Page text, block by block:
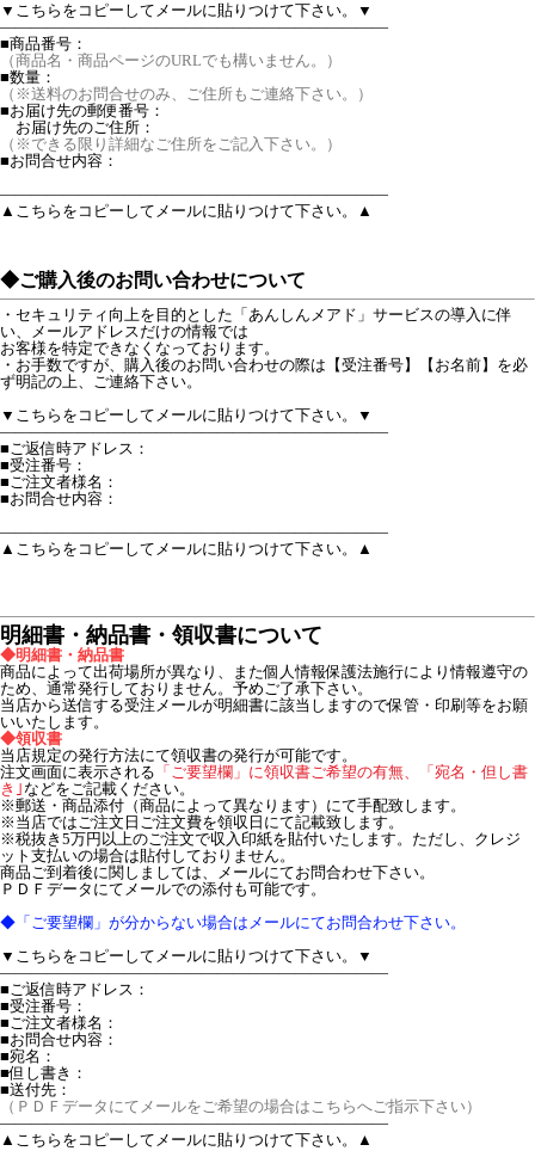
▼こちらをコピーしてメールに貼りつけて下さい。▼
―――――――――――――――――――――――――
■商品番号：
（商品名・商品ページのURLでも構いません。）
■数量：
（※送料のお問合せのみ、ご住所もご連絡下さい。）
■お届け先の郵便番号：
お届け先のご住所：
（※できる限り詳細なご住所をご記入下さい。）
■お問合せ内容：
―――――――――――――――――――――――――
▲こちらをコピーしてメールに貼りつけて下さい。▲
◆ご購入後のお問い合わせについて
・セキュリティ向上を目的とした「あんしんメアド」サービスの導入に伴
い、メールアドレスだけの情報では
お客様を特定できなくなっております。
・お手数ですが、購入後のお問い合わせの際は【受注番号】【お名前】を必
ず明記の上、ご連絡下さい。
▼こちらをコピーしてメールに貼りつけて下さい。▼
―――――――――――――――――――――――――
■ご返信時アドレス：
■受注番号：
■ご注文者様名：
■お問合せ内容：
―――――――――――――――――――――――――
▲こちらをコピーしてメールに貼りつけて下さい。▲
明細書・納品書・領収書について
◆明細書・納品書
商品によって出荷場所が異なり、また個人情報保護法施行により情報遵守の
ため、通常発行しておりません。予めご了承下さい。
当店から送信する受注メールが明細書に該当しますので保管・印刷等をお願
いいたします。
◆領収書
当店規定の発行方法にて領収書の発行が可能です。
注文画面に表示される 「ご要望欄」に領収書ご希望の有無、「宛名・但し書
き｣などをご記載ください。
※郵送・商品添付（商品によって異なります）にて手配致します。
※当店ではご注文日ご注文費を領収日にて記載致します。
※税抜き5万円以上のご注文で収入印紙を貼付いたします。ただし、クレジ
ット支払いの場合は貼付しておりません。
商品ご到着後に関しましては、メールにてお問合わせ下さい。
ＰＤＦデータにてメールでの添付も可能です。
◆「ご要望欄」が分からない場合はメールにてお問合わせ下さい。
▼こちらをコピーしてメールに貼りつけて下さい。▼
―――――――――――――――――――――――――
■ご返信時アドレス：
■受注番号：
■ご注文者様名：
■お問合せ内容：
■宛名：
■但し書き：
■送付先：
（ＰＤＦデータにてメールをご希望の場合はこちらへご指示下さい）
―――――――――――――――――――――――――
▲こちらをコピーしてメールに貼りつけて下さい。▲